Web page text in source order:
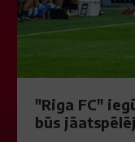
"Riga FC"
būs